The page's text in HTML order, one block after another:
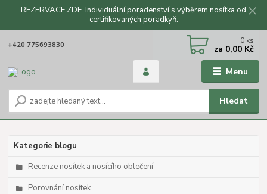
REZERVACE ZDE. Individuální poradenství s výběrem nosítka od
certifikovaných poradkyň.
Menu
Hledat
+420 775693830 0 ks
za 0,00 Kč
Kategorie blogu
Recenze nosítek a nosícího oblečení
Porovnání nosítek